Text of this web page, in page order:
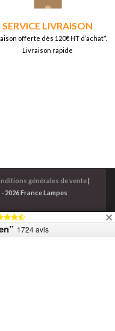
SERVICE LIVRAISON
offerte dès 120€ HT d’achat*.
Livraison rapide
générales de vente
2026 France Lampes
1724 avis